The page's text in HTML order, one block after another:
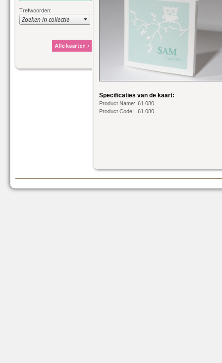
Specificaties van de kaart:
Product Name: 61.080
Product Code:
61.080
Trefwoorden: